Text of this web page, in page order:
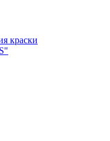
краски